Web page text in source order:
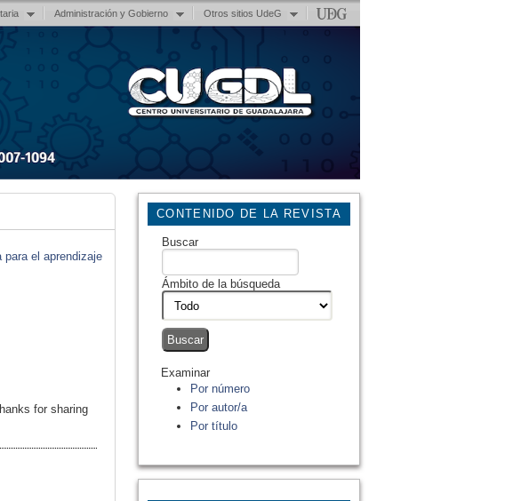
Administración y Gobierno Otros sitios UdeG
CONTENIDO DE LA REVISTA
Buscar
Ámbito de la búsqueda
Examinar
Por número
Por autor/a
Por título
el aprendizaje
for sharing